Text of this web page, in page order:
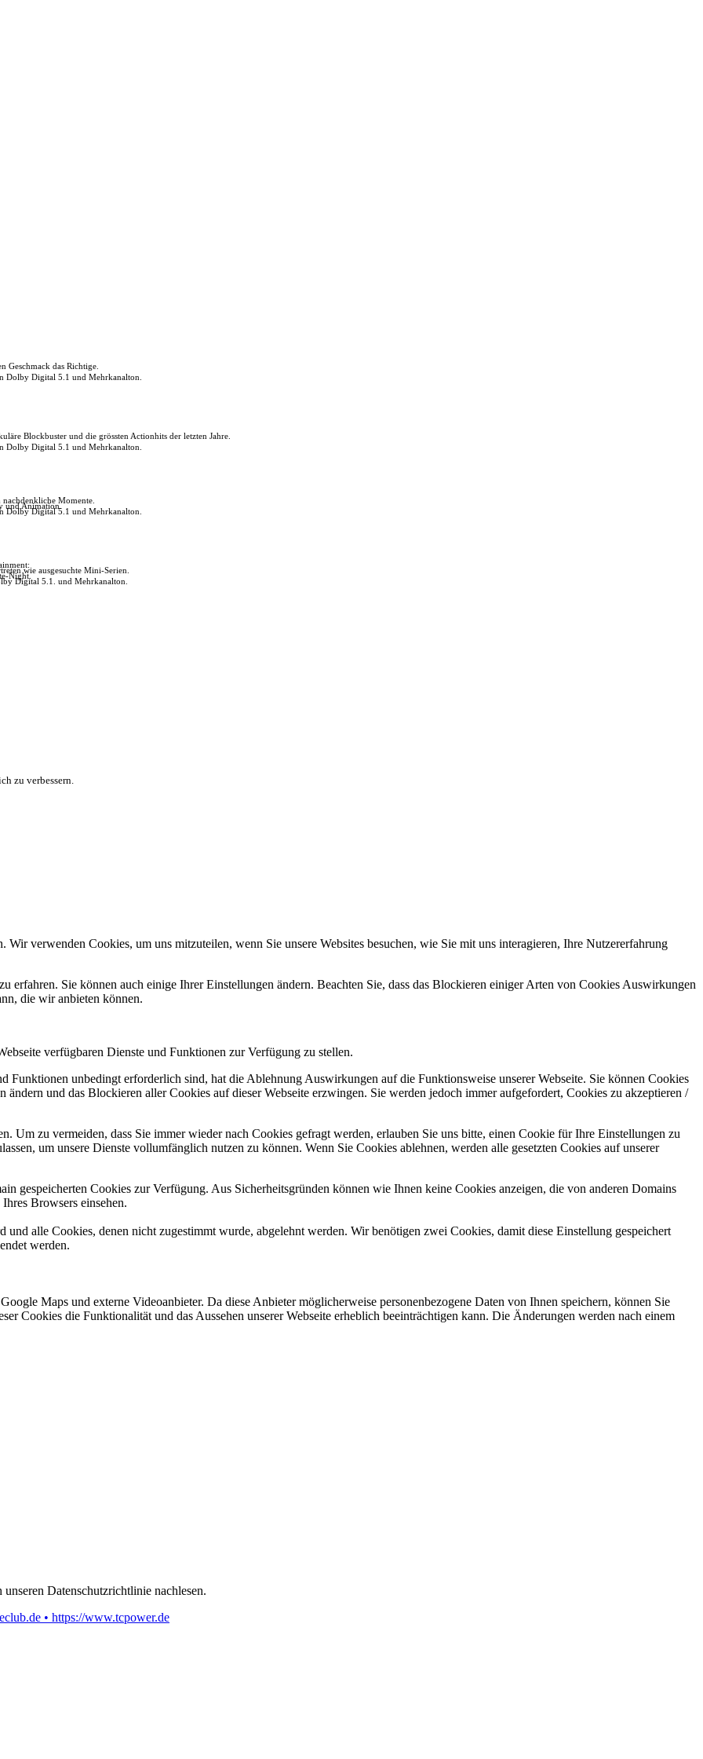
Geschmack das Richtige.
Dolby Digital 5.1 und Mehrkanalton.
Blockbuster und die grössten Actionhits der letzten Jahre.
Dolby Digital 5.1 und Mehrkanalton.
Momente.
und Animation.
Dolby Digital 5.1 und Mehrkanalton.
wie ausgesuchte Mini-Serien.
Night.
Digital 5.1. und Mehrkanalton.
zu verbessern.
verwenden Cookies, um uns mitzuteilen, wenn Sie unsere Websites besuchen, wie Sie mit uns interagieren, Ihre Nutzererfahrung
erfahren. Sie können auch einige Ihrer Einstellungen ändern. Beachten Sie, dass das Blockieren einiger Arten von Cookies Auswirkungen
die wir anbieten können.
verfügbaren Dienste und Funktionen zur Verfügung zu stellen.
Funktionen unbedingt erforderlich sind, hat die Ablehnung Auswirkungen auf die Funktionsweise unserer Webseite. Sie können Cookies
und das Blockieren aller Cookies auf dieser Webseite erzwingen. Sie werden jedoch immer aufgefordert, Cookies zu akzeptieren /
Um zu vermeiden, dass Sie immer wieder nach Cookies gefragt werden, erlauben Sie uns bitte, einen Cookie für Ihre Einstellungen zu
um unsere Dienste vollumfänglich nutzen zu können. Wenn Sie Cookies ablehnen, werden alle gesetzten Cookies auf unserer
gespeicherten Cookies zur Verfügung. Aus Sicherheitsgründen können wie Ihnen keine Cookies anzeigen, die von anderen Domains
Browsers einsehen.
alle Cookies, denen nicht zugestimmt wurde, abgelehnt werden. Wir benötigen zwei Cookies, damit diese Einstellung gespeichert
werden.
Maps und externe Videoanbieter. Da diese Anbieter möglicherweise personenbezogene Daten von Ihnen speichern, können Sie
Cookies die Funktionalität und das Aussehen unserer Webseite erheblich beeinträchtigen kann. Die Änderungen werden nach einem
Datenschutzrichtlinie nachlesen.
• https://www.tcpower.de